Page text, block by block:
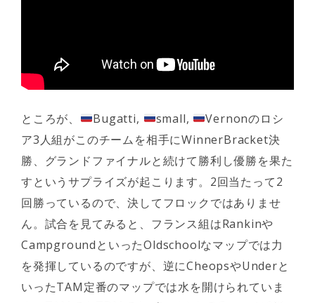
ところが、 Bugatti, small,
Vernonのロシ
ア3人組がこのチームを相手にWinnerBracket決
勝、グランドファイナルと続けて勝利し優勝を果た
すというサプライズが起こります。2回当たって2
回勝っているので、決してフロックではありませ
ん。試合を見てみると、フランス組はRankinや
CampgroundといったOldschoolなマップでは力
を発揮しているのですが、逆にCheopsやUnderと
いったTAM定番のマップでは水を開けられていま